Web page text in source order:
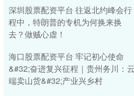
深圳股票配资平台 往返北约峰会行
程中，特朗普的专机为何换来换
去？做贼心虚！
海口股票配资平台 牢记初心使命
&#32;奋进复兴征程｜贵州务川：云
端卖山货&#32;产业兴乡村